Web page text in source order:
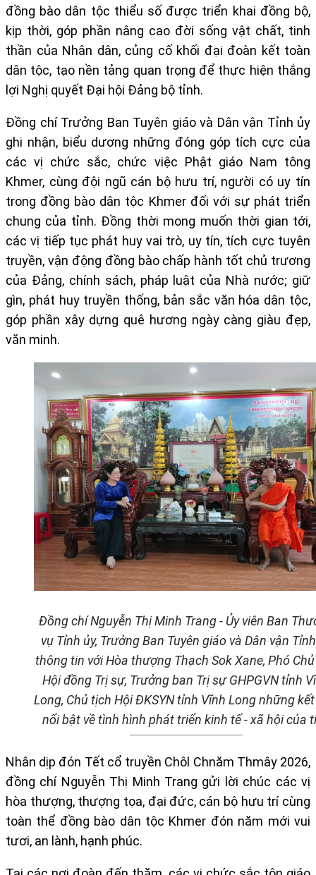
đồng bào dân tộc thiểu số được triển khai đồng bộ,
kịp thời, góp phần nâng cao đời sống vật chất, tinh
thần của Nhân dân, củng cố khối đại đoàn kết toàn
dân tộc, tạo nền tảng quan trọng để thực hiện thắng
lợi Nghị quyết Đại hội Đảng bộ tỉnh.
Đồng chí Trưởng Ban Tuyên giáo và Dân vận Tỉnh ủy
ghi nhận, biểu dương những đóng góp tích cực của
các vị chức sắc, chức việc Phật giáo Nam tông
Khmer, cùng đội ngũ cán bộ hưu trí, người có uy tín
trong đồng bào dân tộc Khmer đối với sự phát triển
chung của tỉnh. Đồng thời mong muốn thời gian tới,
các vị tiếp tục phát huy vai trò, uy tín, tích cực tuyên
truyền, vận động đồng bào chấp hành tốt chủ trương
của Đảng, chính sách, pháp luật của Nhà nước; giữ
gìn, phát huy truyền thống, bản sắc văn hóa dân tộc,
góp phần xây dựng quê hương ngày càng giàu đẹp,
văn minh.
Đồng chí Nguyễn Thị Minh Trang - Ủy viên Ban
vụ Tỉnh ủy, Trưởng Ban Tuyên giáo và Dân vận
thông tin với Hòa thượng Thạch Sok Xane, Phó
Hội đồng Trị sự, Trưởng ban Trị sự GHPGVN tỉnh
Long, Chủ tịch Hội ĐKSYN tỉnh Vĩnh Long những
nổi bật về tình hình phát triển kinh tế - xã hội của
Nhân dịp đón Tết cổ truyền Chôl Chnăm Thmây 2026,
đồng chí Nguyễn Thị Minh Trang gửi lời chúc các vị
hòa thượng, thượng tọa, đại đức, cán bộ hưu trí cùng
toàn thể đồng bào dân tộc Khmer đón năm mới vui
tươi, an lành, hạnh phúc.